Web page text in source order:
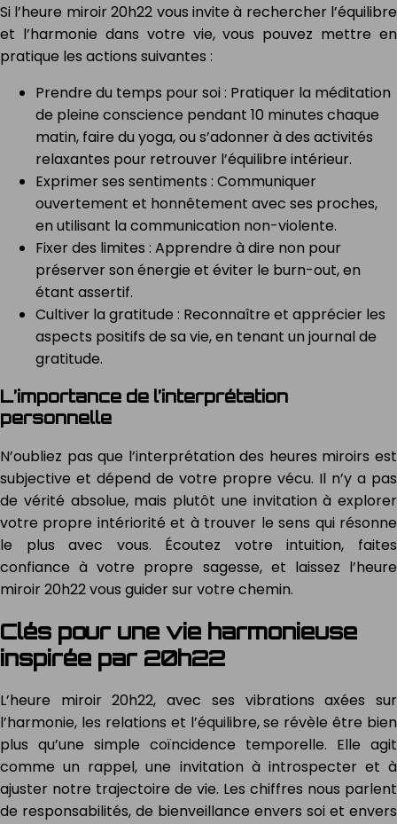
Si l’heure miroir 20h22 vous invite à rechercher l’équilibre
et l’harmonie dans votre vie, vous pouvez mettre en
pratique les actions suivantes :
Prendre du temps pour soi : Pratiquer la méditation
de pleine conscience pendant 10 minutes chaque
matin, faire du yoga, ou s’adonner à des activités
relaxantes pour retrouver l’équilibre intérieur.
Exprimer ses sentiments : Communiquer
ouvertement et honnêtement avec ses proches,
en utilisant la communication non-violente.
Fixer des limites : Apprendre à dire non pour
préserver son énergie et éviter le burn-out, en
étant assertif.
Cultiver la gratitude : Reconnaître et apprécier les
aspects positifs de sa vie, en tenant un journal de
gratitude.
L’importance de l’interprétation
personnelle
N’oubliez pas que l’interprétation des heures miroirs est
subjective et dépend de votre propre vécu. Il n’y a pas
de vérité absolue, mais plutôt une invitation à explorer
votre propre intériorité et à trouver le sens qui résonne
le plus avec vous. Écoutez votre intuition, faites
confiance à votre propre sagesse, et laissez l’heure
miroir 20h22 vous guider sur votre chemin.
Clés pour une vie harmonieuse
inspirée par 20h22
L’heure miroir 20h22, avec ses vibrations axées sur
l’harmonie, les relations et l’équilibre, se révèle être bien
plus qu’une simple coïncidence temporelle. Elle agit
comme un rappel, une invitation à introspecter et à
ajuster notre trajectoire de vie. Les chiffres nous parlent
de responsabilités, de bienveillance envers soi et envers